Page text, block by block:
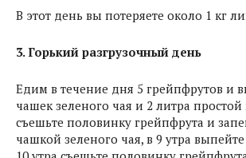
В этот день вы потеряете около 1 кг
3. Горький разгрузочный день
Едим в течение дня 5 грейпфрутов и
чашек зеленого чая и 2 литра простой
съешьте половинку грейпфрута и
чашкой зеленого чая, в 9 утра